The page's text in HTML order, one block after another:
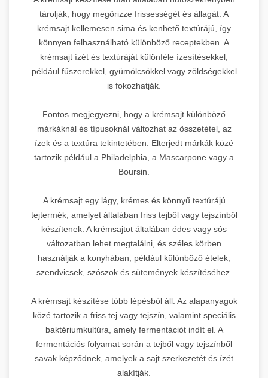
tárolják, hogy megőrizze frissességét és állagát. A
krémsajt kellemesen sima és kenhető textúrájú, így
könnyen felhasználható különböző receptekben. A
krémsajt ízét és textúráját különféle ízesítésekkel,
például fűszerekkel, gyümölcsökkel vagy zöldségekkel
is fokozhatják.
Fontos megjegyezni, hogy a krémsajt különböző
márkáknál és típusoknál változhat az összetétel, az
ízek és a textúra tekintetében. Elterjedt márkák közé
tartozik például a Philadelphia, a Mascarpone vagy a
Boursin.
A krémsajt egy lágy, krémes és könnyű textúrájú
tejtermék, amelyet általában friss tejből vagy tejszínből
készítenek. A krémsajtot általában édes vagy sós
változatban lehet megtalálni, és széles körben
használják a konyhában, például különböző ételek,
szendvicsek, szószok és sütemények készítéséhez.
A krémsajt készítése több lépésből áll. Az alapanyagok
közé tartozik a friss tej vagy tejszín, valamint speciális
baktériumkultúra, amely fermentációt indít el. A
fermentációs folyamat során a tejből vagy tejszínből
savak képződnek, amelyek a sajt szerkezetét és ízét
alakítják.